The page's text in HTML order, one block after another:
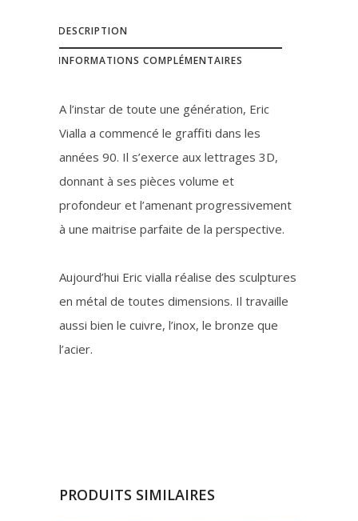
DESCRIPTION
INFORMATIONS COMPLÉMENTAIRES
A l’instar de toute une génération, Eric
Vialla a commencé le graffiti dans les
années 90. Il s’exerce aux lettrages 3D,
donnant à ses pièces volume et
profondeur et l’amenant progressivement
à une maitrise parfaite de la perspective.
Aujourd’hui Eric vialla réalise des sculptures
en métal de toutes dimensions. Il travaille
aussi bien le cuivre, l’inox, le bronze que
l’acier.
PRODUITS SIMILAIRES